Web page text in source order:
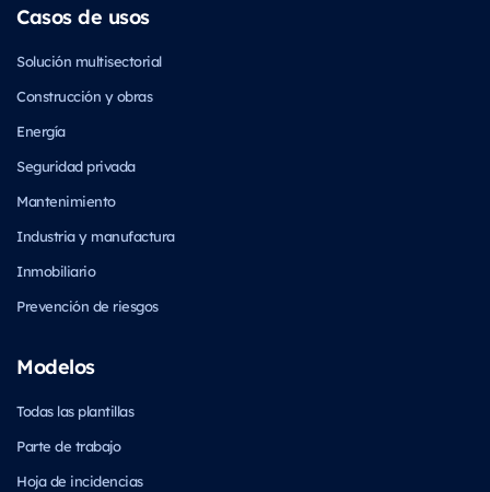
Casos de usos
Solución multisectorial
Construcción y obras
Energía
Seguridad privada
Mantenimiento
Industria y manufactura
Inmobiliario
Prevención de riesgos
Modelos
Todas las plantillas
Parte de trabajo
Hoja de incidencias